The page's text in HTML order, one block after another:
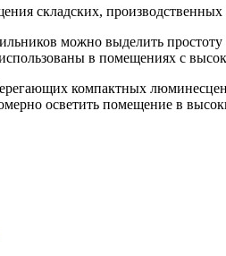
складских,
можно выделить
в помещениях с
компактных
осветить помещение в